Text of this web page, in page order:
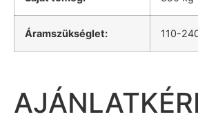
Áramszükséglet: 110-